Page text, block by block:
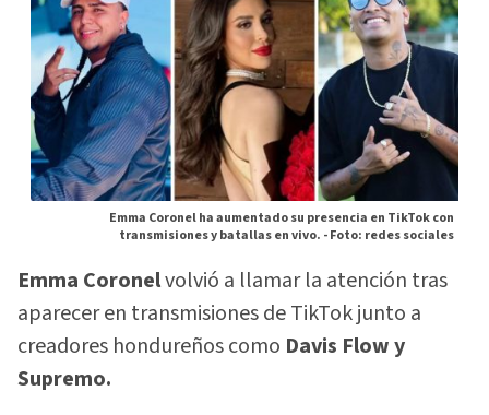
Emma Coronel ha aumentado su presencia en TikTok con
transmisiones y batallas en vivo. -Foto: redes sociales
Emma Coronelvolvió a llamar la atención tras
aparecer en transmisiones de TikTok junto a
creadores hondureños como Davis Flow y
Supremo.